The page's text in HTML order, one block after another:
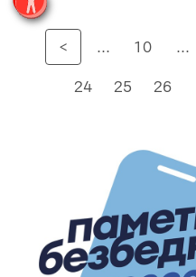
< ... 10 ...
24 25 26